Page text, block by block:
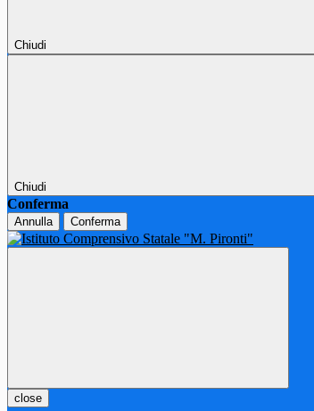
Chiudi
Chiudi
Conferma
Annulla Conferma
close